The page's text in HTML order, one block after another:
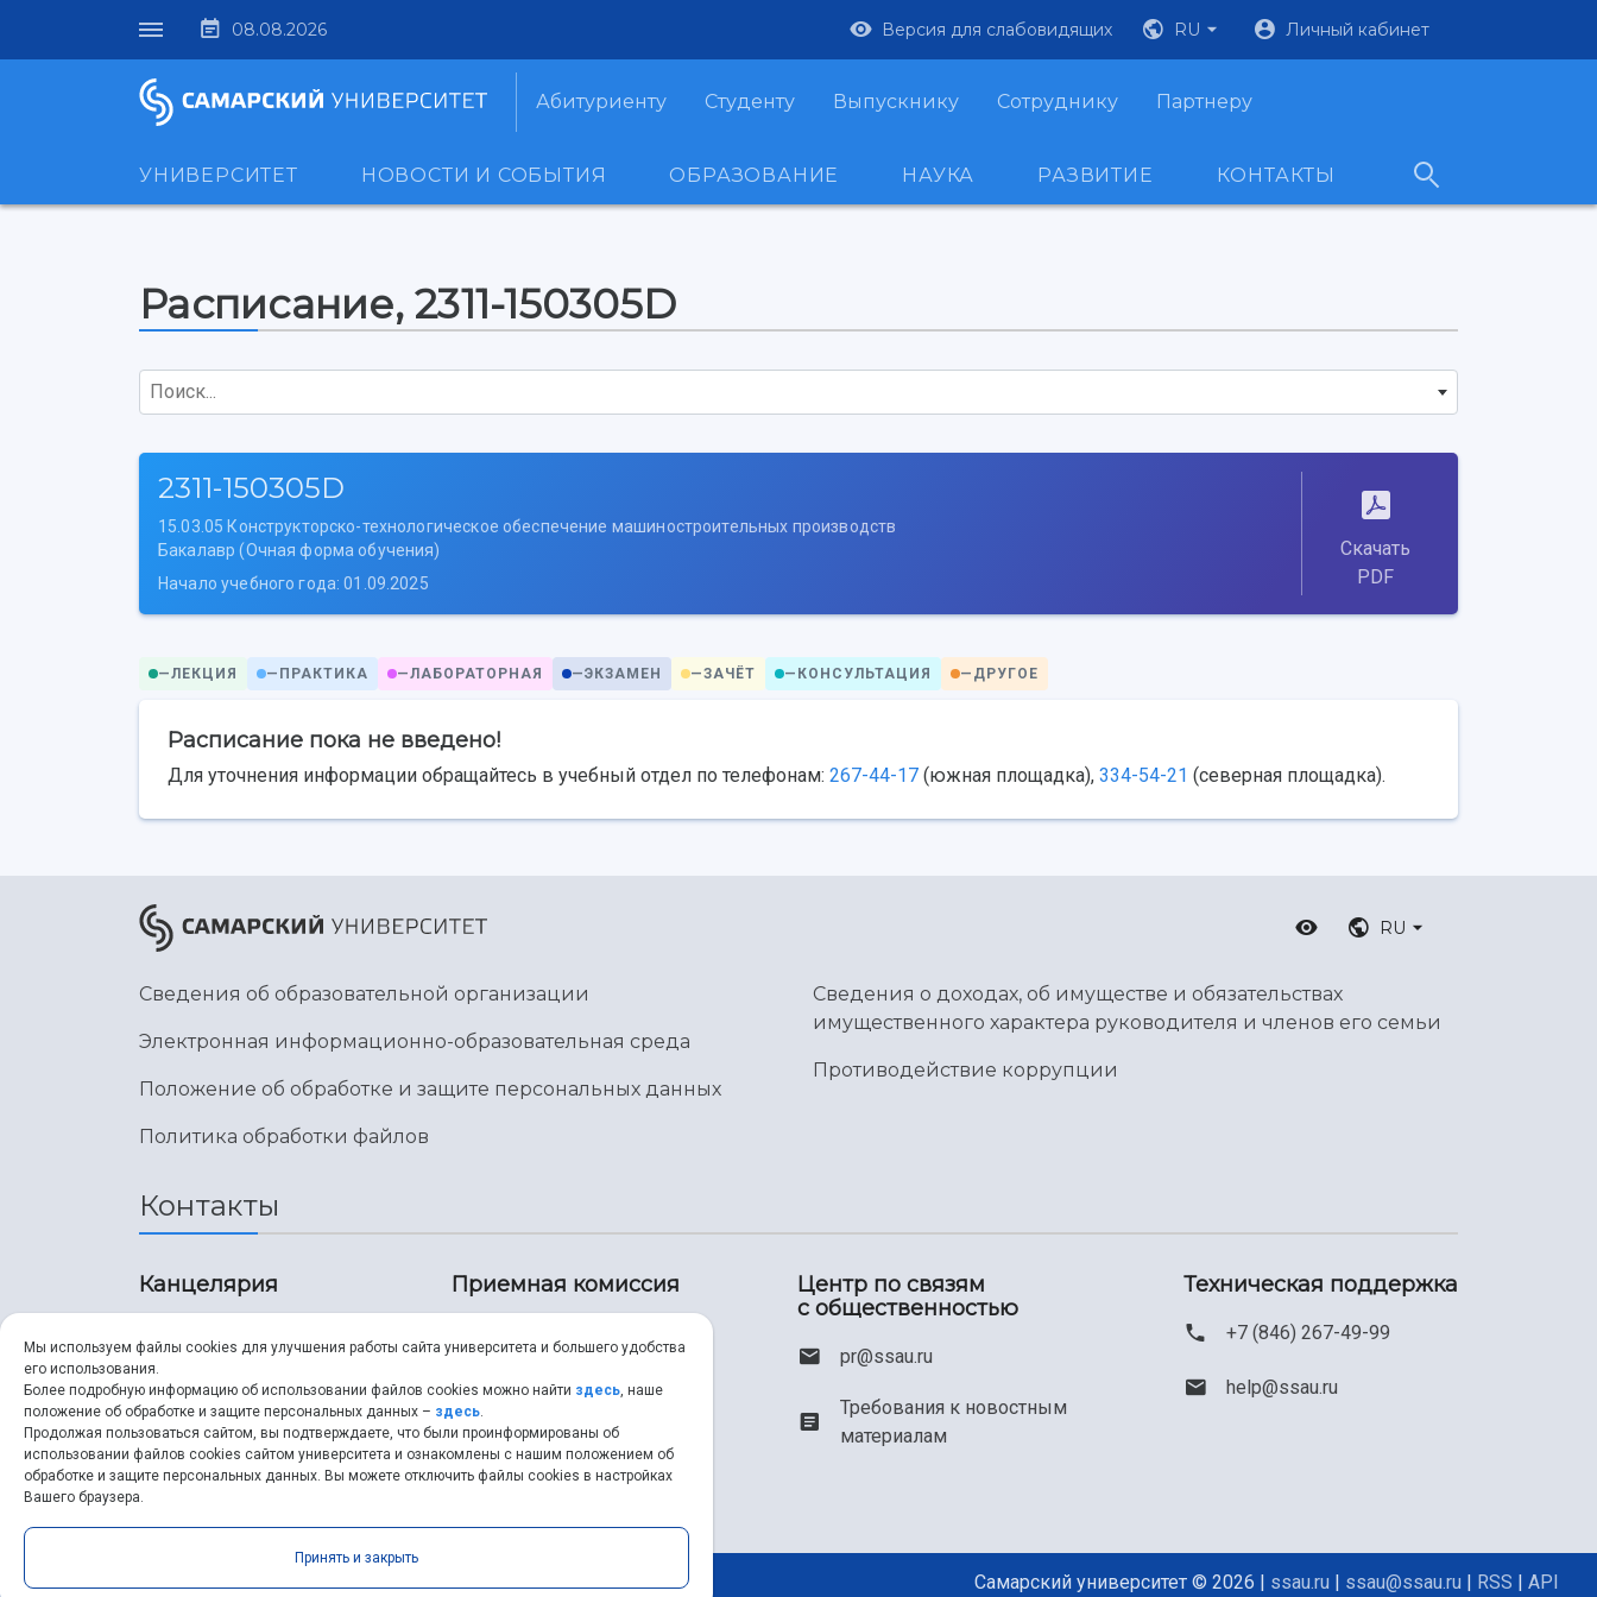
08.08.2026 Версия для слабовидящих RU Личный кабинет
Абитуриенту Студенту Выпускнику Сотруднику Партнеру
УНИВЕРСИТЕТ НОВОСТИ И СОБЫТИЯ ОБРАЗОВАНИЕ НАУКА РАЗВИТИЕ КОНТАКТЫ
Расписание, 2311-150305D
Поиск...
2311-150305D
15.03.05 Конструкторско-технологическое обеспечение машиностроительных производств
Бакалавр (Очная форма обучения)
Начало учебного года: 01.09.2025
Скачать
PDF
—ЛЕКЦИЯ — ПРАКТИКА —ЛАБОРАТОРНАЯ —ЭКЗАМЕН —ЗАЧЁТ — КОНСУЛЬТАЦИЯ — ДРУГОЕ
Расписание пока не введено!
Для уточнения информации обращайтесь в учебный отдел по телефонам: 267-44-17 (южная площадка), 334-54-21 (северная площадка).
RU
Сведения об образовательной организации
Электронная информационно-образовательная среда
Положение об обработке и защите персональных данных
Политика обработки файлов
Сведения о доходах, об имуществе и обязательствах
имущественного характера руководителя и членов его семьи
Противодействие коррупции
Контакты
Канцелярия
8 (846) 267-43-70
ssau@ssau.ru
Приемная комиссия
8 (846) 267-48-67
priem@ssau.ru
Центр по связям
с общественностью
pr@ssau.ru
Требования к новостным
материалам
Техническая поддержка
+7 (846) 267-49-99
help@ssau.ru
Самарский университет © 2026 | ssau.ru | ssau@ssau.ru | RSS | API
Мы используем файлы cookies для улучшения работы сайта университета и большего удобства
его использования.
Более подробную информацию об использовании файлов cookies можно найти здесь, наше
положение об обработке и защите персональных данных – здесь.
Продолжая пользоваться сайтом, вы подтверждаете, что были проинформированы об
использовании файлов cookies сайтом университета и ознакомлены с нашим положением об
обработке и защите персональных данных. Вы можете отключить файлы cookies в настройках
Вашего браузера.
Принять и закрыть